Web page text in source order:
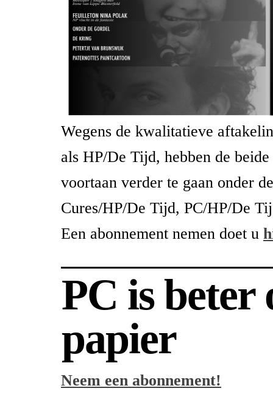
Wegens de kwalitatieve
als HP/De Tijd, hebben de
voortaan verder te gaan onder
Cures/HP/De Tijd, PC/HP/De
Een abonnement nemen doet u
PC is beter
papier
Neem een abonnement!